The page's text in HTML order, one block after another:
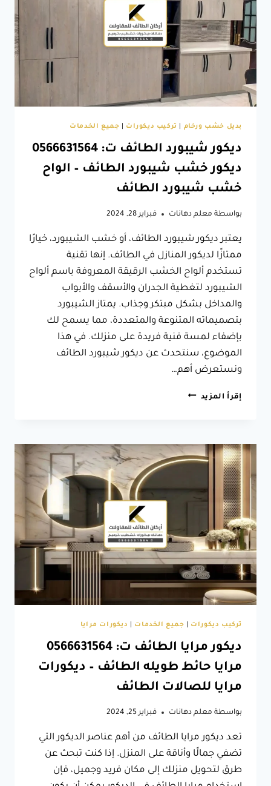
الطائف
–
اسقف
جبس
حديثة
بديل خشب ورخام تركيب ديكورات جميع الخدمات
ديكور شيبورد الطائف ت: 0566631564
ديكور خشب شيبورد الطائف – الواح
خشب شيبورد الطائف
بواسطة معلم دهانات فبراير 28, 2024
يعتبر ديكور شيبورد الطائف، أو خشب الشيبورد، خيارًا
ممتازًا لديكور المنازل في الطائف. إنها تقنية
تستخدم ألواح الخشب الرقيقة المعروفة باسم ألواح
الشيبورد لتغطية الجدران والأسقف والأبواب
والمداخل بشكل مبتكر وجذاب. يمتاز الشيبورد
بتصميماته المتنوعة والمتعددة، مما يسمح لك
بإضفاء لمسة فنية فريدة على منزلك. في هذا
الموضوع، سنتحدث عن ديكور شيبورد الطائف
ونستعرض أهم…
إقرأ المزيد ديكور
0566631564
ديكور
خشب
شيبورد
الطائف
تركيب ديكورات جميع الخدمات ديكورات مرايا
ديكور مرايا الطائف ت: 0566631564
مرايا حائط طويله الطائف – ديكورات
مرايا للصالات الطائف
بواسطة معلم دهانات فبراير 25, 2024
تعد ديكور مرايا الطائف من أهم عناصر الديكور التي
تضفي جمالًا وأناقة على المنزل. إذا كنت تبحث عن
طرق لتحويل منزلك إلى مكان فريد وجميل، فإن